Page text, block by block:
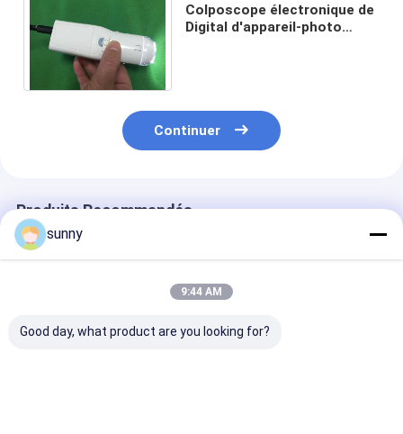
Colposcope électronique de
Digital d'appareil-photo
Continuer
Produits Recommandés
sunny
9:44 AM
Good day, what product are you looking for?